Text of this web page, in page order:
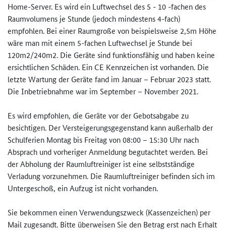
Home-Server. Es wird ein Luftwechsel des 5 - 10 -fachen des
Raumvolumens je Stunde (jedoch mindestens 4-fach)
empfohlen. Bei einer Raumgroße von beispielsweise 2,5m Höhe
wäre man mit einem 5-fachen Luftwechsel je Stunde bei
120m2/240m2. Die Geräte sind funktionsfähig und haben keine
ersichtlichen Schäden. Ein CE Kennzeichen ist vorhanden. Die
letzte Wartung der Geräte fand im Januar – Februar 2023 statt.
Die Inbetriebnahme war im September – November 2021.
Es wird empfohlen, die Geräte vor der Gebotsabgabe zu
besichtigen. Der Versteigerungsgegenstand kann außerhalb der
Schulferien Montag bis Freitag von 08:00 – 15:30 Uhr nach
Absprach und vorheriger Anmeldung begutachtet werden. Bei
der Abholung der Raumluftreiniger ist eine selbstständige
Verladung vorzunehmen. Die Raumluftreiniger befinden sich im
Untergeschoß, ein Aufzug ist nicht vorhanden.
Sie bekommen einen Verwendungszweck (Kassenzeichen) per
Mail zugesandt. Bitte überweisen Sie den Betrag erst nach Erhalt